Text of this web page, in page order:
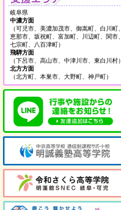
見る
岐阜県
中濃方面
（可児市、美濃加茂市、御嵩町、白川町、
恵那市、坂祝町、富加町、川辺町、関市、
七宗町、八百津町）
飛騨方面
（下呂市、高山市、中津川市、東白川村）
北方方面
（北方町、本巣市、大野町、神戸町）